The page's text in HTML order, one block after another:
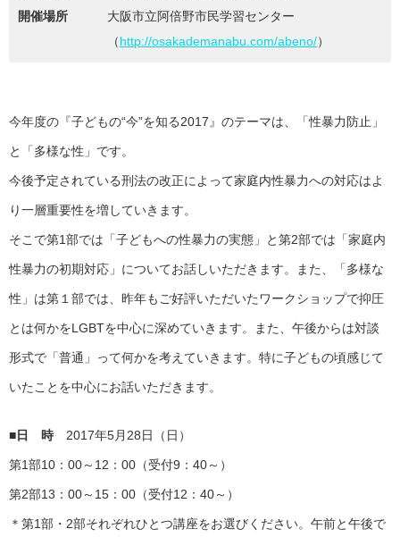
開催場所
大阪市立阿倍野市民学習センター
（http://osakademanabu.com/abeno/）
今年度の『子どもの“今”を知る2017』のテーマは、「性暴力防止」
と「多様な性」です。
今後予定されている刑法の改正によって家庭内性暴力への対応はよ
り一層重要性を増していきます。
そこで第1部では「子どもへの性暴力の実態」と第2部では「家庭内
性暴力の初期対応」についてお話しいただきます。また、「多様な
性」は第１部では、昨年もご好評いただいたワークショップで抑圧
とは何かをLGBTを中心に深めていきます。また、午後からは対談
形式で「普通」って何かを考えていきます。特に子どもの頃感じて
いたことを中心にお話いただきます。
■日 時 2017年5月28日（日）
第1部10：00～12：00（受付9：40～）
第2部13：00～15：00（受付12：40～）
＊第1部・2部それぞれひとつ講座をお選びください。午前と午後で